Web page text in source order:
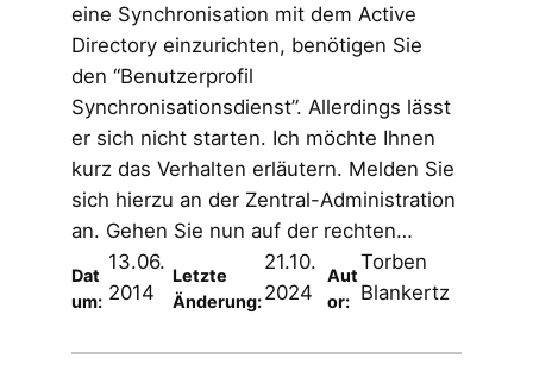
eine Synchronisation mit dem Active
Directory einzurichten, benötigen Sie
den “Benutzerprofil
Synchronisationsdienst”. Allerdings lässt
er sich nicht starten. Ich möchte Ihnen
kurz das Verhalten erläutern. Melden Sie
sich hierzu an der Zentral-Administration
an. Gehen Sie nun auf der rechten…
Dat
um:
13.06.
2014
Letzte
Änderung:
21.10.
2024
Aut
or:
Torben
Blankertz